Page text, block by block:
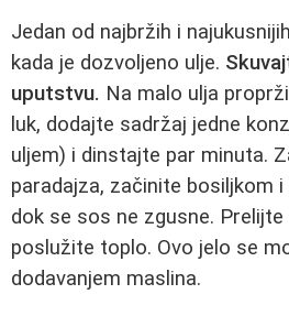
Jedan od najbržih i
kada je dozvoljeno ulje.
uputstvu. Na malo ulja
luk, dodajte sadržaj jedne
uljem) i dinstajte par minuta.
paradajza, začinite bosiljkom
dok se sos ne zgusne.
poslužite toplo. Ovo jelo se
dodavanjem maslina.